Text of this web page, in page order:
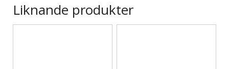
Liknande produkter